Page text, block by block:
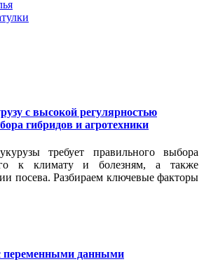
с высокой регулярностью
гибридов и агротехники
требует правильного выбора
к климату и болезням, а также
посева. Разбираем ключевые факторы
переменными данными